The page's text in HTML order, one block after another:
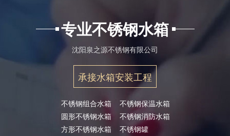
专业不锈钢水箱
沈阳泉之源不锈钢有限公司
承接水箱安装工程
不锈钢组合水箱
圆形不锈钢水箱
方形不锈钢水箱
不锈钢保温水箱
不锈钢消防水箱
不锈钢罐